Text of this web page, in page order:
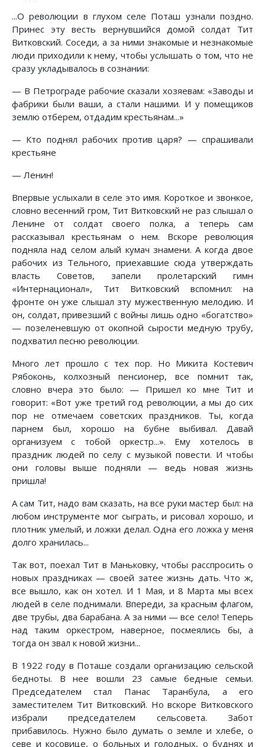
...О революции в глухом селе Поташ узнали поздно.
Принес эту весть вернувшийся домой солдат Тит
Витковский. Соседи, а за ними знакомые и незнакомые
люди приходили к нему, чтобы услышать о том, что не
сразу укладывалось в сознании:
— В Петрограде рабочие сказали хозяевам: «Заводы и
фабрики были ваши, а стали нашими. И у помещиков
землю отберем, отдадим крестьянам...»
— Кто поднял рабочих против царя? — спрашивали
крестьяне
— Ленин!
Впервые услыхали в селе это имя. Короткое и звонкое,
словно весенний гром, Тит Витковский не раз слышал о
Ленине от солдат своего полка, а теперь сам
рассказывал крестьянам о нем. Вскоре революция
подняла над селом алый кумач знамени. А когда двое
рабочих из Тельного, приехавшие сюда утверждать
власть Советов, запели пролетарский гимн
«Интернационал», Тит Витковский вспомнил: на
фронте он уже слышал зту мужественную мелодию. И
он, солдат, привезший с войны лишь одно «богатство»
— позеленевшую от окопной сырости медную трубу,
подхватил песню революции.
Много лет прошло с тех пор. Но Микита Костевич
Рябоконь, колхозный пенсионер, все помнит так,
словно вчера это было: — Пришел ко мне Тит и
говорит: «Вот уже третий год революции, а мы до сих
пор не отмечаем советских праздников. Ты, когда
парнем был, хорошо на бубне выбивал. Давай
организуем с тобой оркестр...». Ему хотелось в
праздник людей по селу с музыкой повести. И чтобы
они головы выше подняли — ведь новая жизнь
пришла!
А сам Тит, надо вам сказать, на все руки мастер был: на
любом инструменте мог сыграть, и рисовал хорошо, и
плотник умелый, и ложки делал. Одна его ложка у меня
долго хранилась...
Так вот, поехал Тит в Маньковку, чтобы расспросить о
новых праздниках — своей затее жизнь дать. Что ж,
все вышло, как он хотел. И 1 Мая, и 8 Марта мы всех
людей в селе поднимали. Впереди, за красным флагом,
две трубы, два барабана. А за ними — все село! Теперь
над таким оркестром, наверное, посмеялись бы, а
тогда он звал к новой жизни...
В 1922 году в Поташе создали организацию сельской
бедноты. В нее вошли 23 самые бедные семьи.
Председателем стал Панас Таранбула, а его
заместителем Тит Витковский. Но вскоре Витковского
избрали председателем сельсовета. Забот
прибавилось. Нужно было думать о земле и хлебе, о
севе и косовице, о больных и голодных, о буднях и